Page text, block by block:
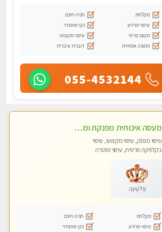
מקלחת
חניה חינם
עיסוי מרגיע
נקי ומסודר
מקום פרטי
עיסוי מקצועי
תמונה אמיתית
דוברת עיברית
055-4532144
מעסה איכותית מפנקת ומקצועית מאוד בקריות - ללא מין !
עיסוי מפנק, עיסוי מקצועי, עיסוי
בקלניקה פרטית, עיסוי טנטרה
פלטינה
מקלחת
חניה חינם
עיסוי מרגיע
נקי ומסודר